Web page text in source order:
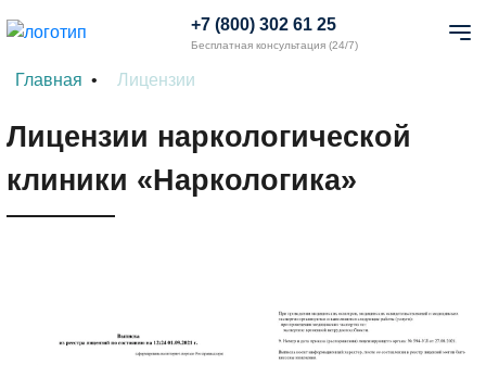
+7 (800) 302 61 25
Бесплатная консультация (24/7)
Главная Лицензии
Лицензии наркологической
клиники «Наркологика»